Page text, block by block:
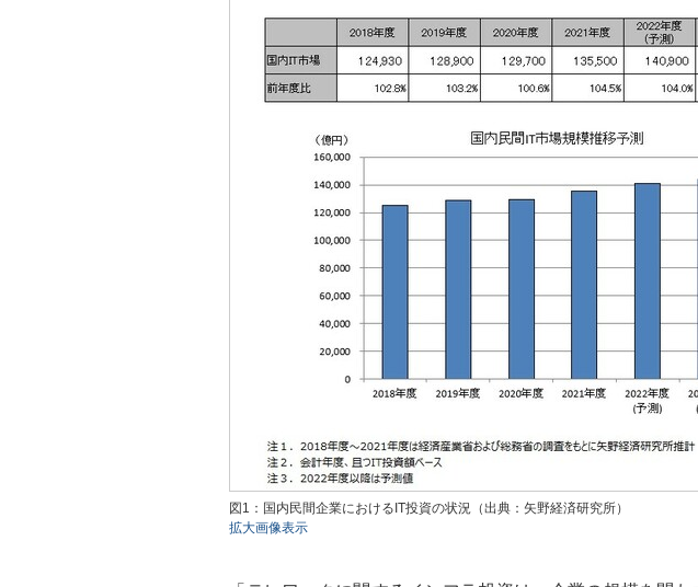
図1：国内民間企業におけるIT投資の状況（出典：矢野経済研究所）
拡大画像表示